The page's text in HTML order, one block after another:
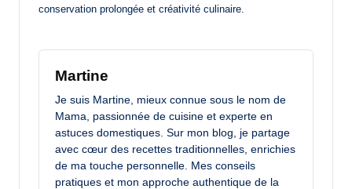
conservation prolongée et créativité culinaire.
Martine
Je suis Martine, mieux connue sous le nom de
Mama, passionnée de cuisine et experte en
astuces domestiques. Sur mon blog, je partage
avec cœur des recettes traditionnelles, enrichies
de ma touche personnelle. Mes conseils
pratiques et mon approche authentique de la